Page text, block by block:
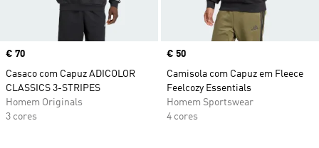
Price
€ 70
Casaco com Capuz ADICOLOR
CLASSICS 3-STRIPES
Homem Originals
3 cores
Price
€ 50
Camisola com Capuz em Fleece
Feelcozy Essentials
Homem Sportswear
4 cores